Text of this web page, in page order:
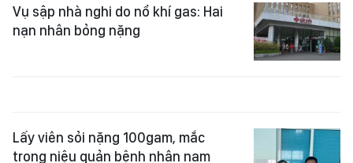
Vụ sập nhà nghi do nổ khí gas: Hai
nạn nhân bỏng nặng
Lấy viên sỏi nặng 100gam, mắc
trong niệu quản bệnh nhân nam